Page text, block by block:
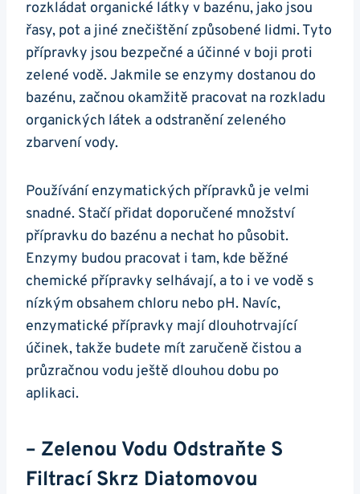
rozkládat organické látky v bazénu, jako jsou
řasy, pot a jiné znečištění způsobené lidmi. Tyto
přípravky jsou bezpečné a účinné v boji proti
zelené vodě. Jakmile se enzymy dostanou do
bazénu, začnou okamžitě pracovat na rozkladu
organických látek a odstranění zeleného
zbarvení vody.
Používání enzymatických přípravků je velmi
snadné. Stačí přidat doporučené množství
přípravku do bazénu a nechat ho působit.
Enzymy budou pracovat i tam, kde běžné
chemické přípravky selhávají, a to i ve vodě s
nízkým obsahem chloru nebo pH. Navíc,
enzymatické přípravky mají dlouhotrvající
účinek, takže budete mít zaručeně čistou a
průzračnou vodu ještě dlouhou dobu po
aplikaci.
– Zelenou Vodu Odstraňte S
Filtrací Skrz Diatomovou